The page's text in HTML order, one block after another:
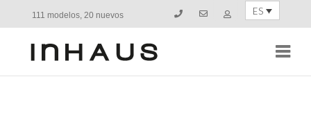
111 modelos, 20 nuevos ES